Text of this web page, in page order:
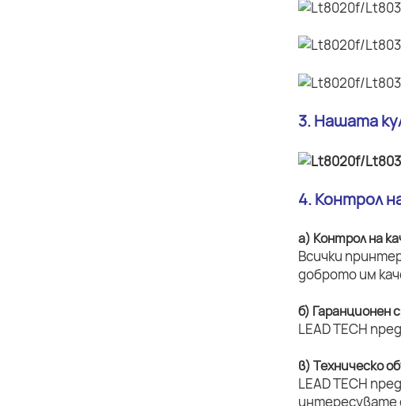
3. Нашата
4. Контрол
а) Контрол на
Всички
доброто им
б) Гаранционен
LEAD TECH
в) Техническо
LEAD TECH